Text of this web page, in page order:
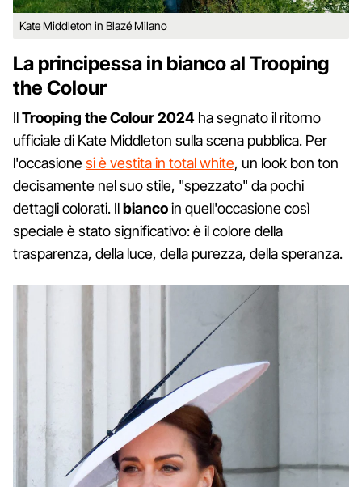
Kate Middleton in Blazé Milano
La principessa in bianco al Trooping
the Colour
IlTrooping the Colour 2024 ha segnato il ritorno
ufficiale di Kate Middleton sulla scena pubblica. Per
l'occasionesi è vestita in total white, un look bon ton
decisamente nel suo stile, "spezzato" da pochi
dettagli colorati. Ilbiancoin quell'occasione così
speciale è stato significativo: è il colore della
trasparenza, della luce, della purezza, della speranza.